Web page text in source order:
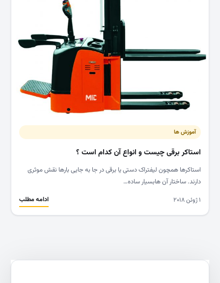
آموزش ها
استاکر برقی چیست و انواع آن کدام است ؟
استاکرها همچون لیفتراک دستی یا برقی در جا به جایی بارها نقش موثری
دارند. ساختار آن هابسیار ساده…
۱ ژوئن ۲۰۱۸
ادامه مطلب